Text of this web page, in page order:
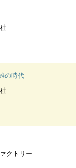
の時代
クトリー